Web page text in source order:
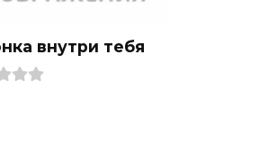
внутри тебя